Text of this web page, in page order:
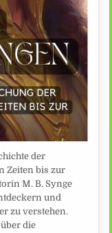
der
Zeiten bis zur
M. B. Synge
und
zu verstehen.
die